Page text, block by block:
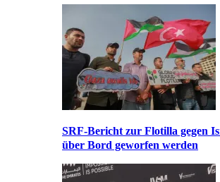
SRF-Bericht zur Flotilla gegen
über Bord geworfen werden